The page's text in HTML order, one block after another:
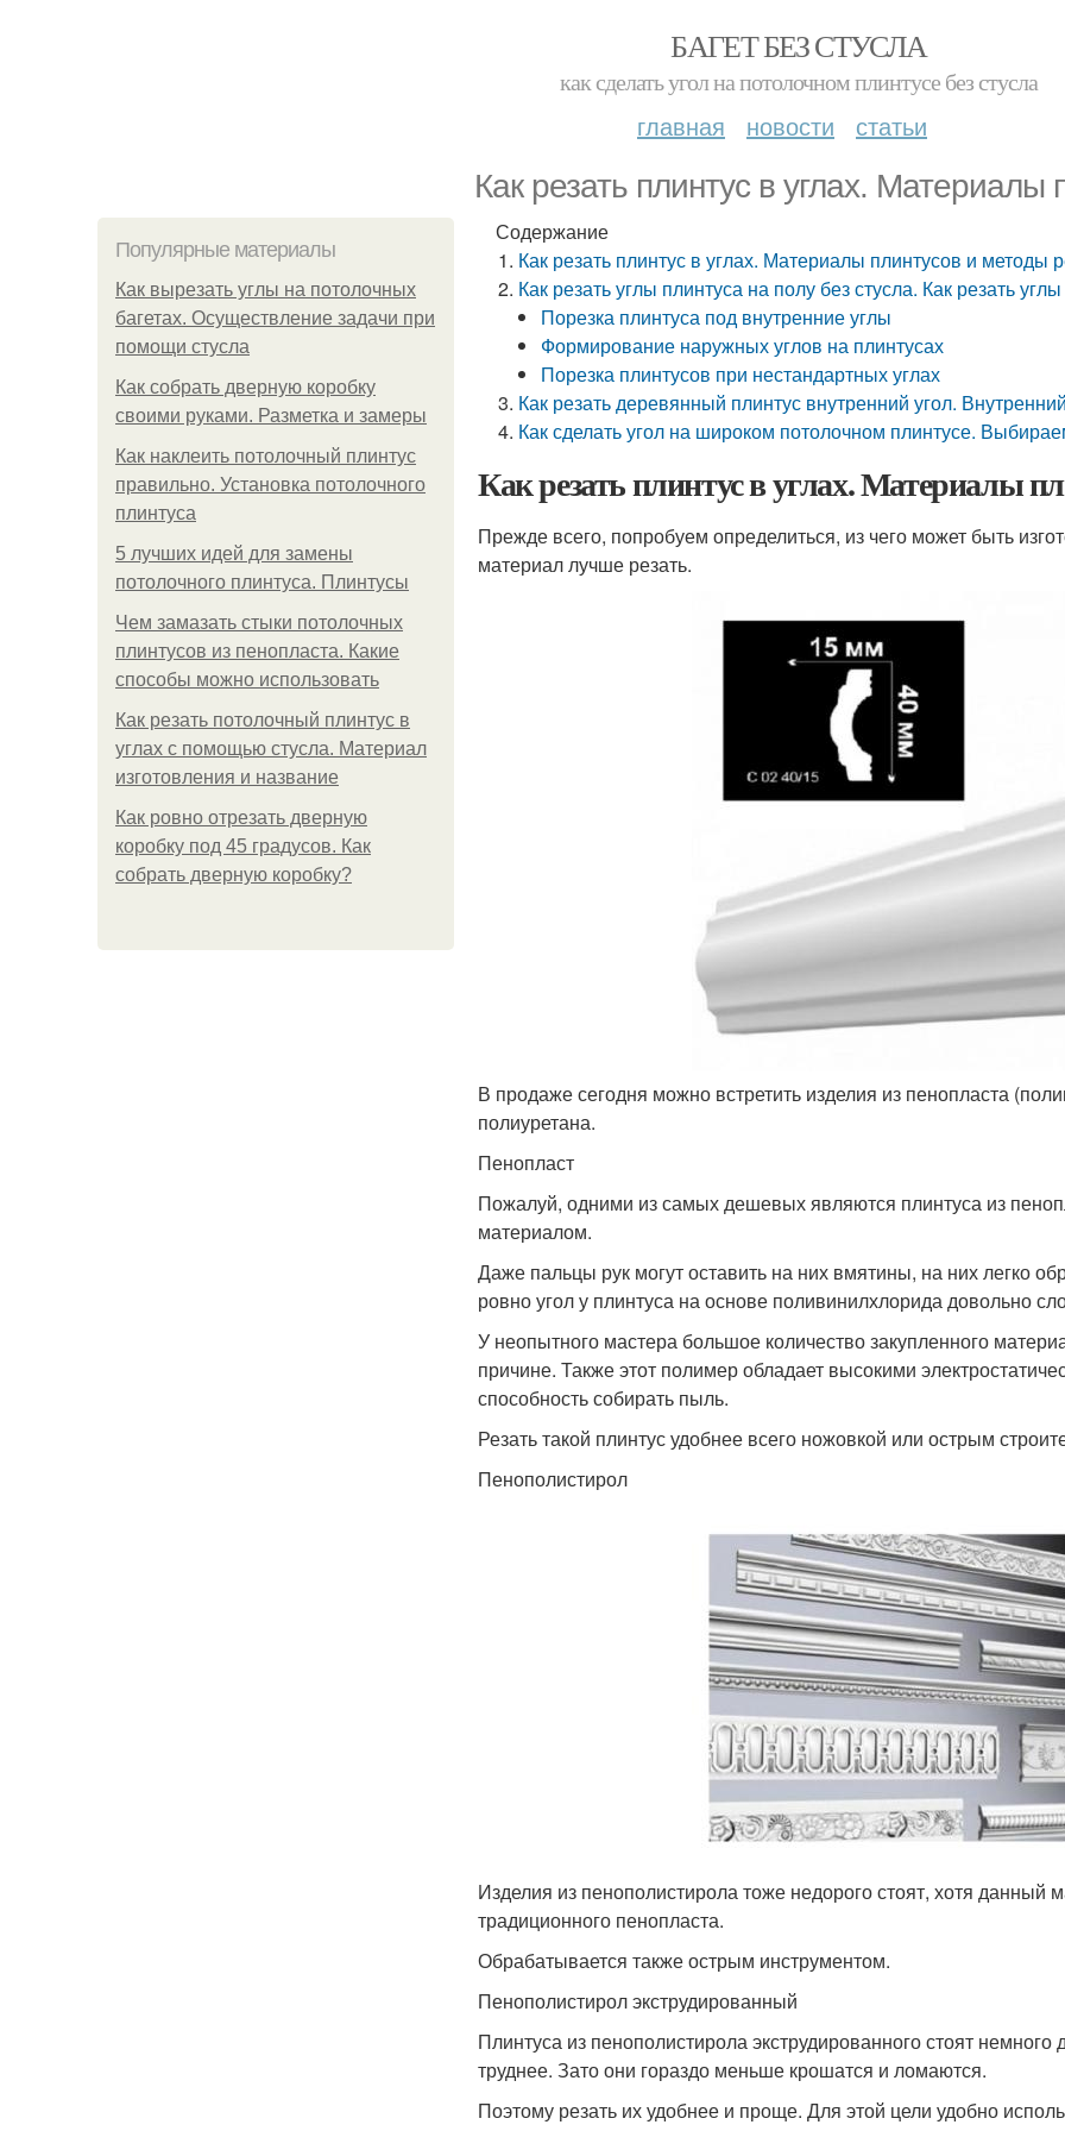
БАГЕТ БЕЗ СТУСЛА
как сделать угол на потолочном плинтусе без стусла
главная новости статьи
Как резать плинтус в углах. Материалы
Популярные материалы
Как вырезать углы на потолочных
багетах. Осуществление задачи при
помощи стусла
Как собрать дверную коробку
своими руками. Разметка и замеры
Как наклеить потолочный плинтус
правильно. Установка потолочного
плинтуса
5 лучших идей для замены
потолочного плинтуса. Плинтусы
Чем замазать стыки потолочных
плинтусов из пенопласта. Какие
способы можно использовать
Как резать потолочный плинтус в
углах с помощью стусла. Материал
изготовления и название
Как ровно отрезать дверную
коробку под 45 градусов. Как
собрать дверную коробку?
Содержание
Как резать плинтус в углах. Материалы плинтусов и методы
Как резать углы плинтуса на полу без стусла. Как резать
Порезка плинтуса под внутренние углы
Формирование наружных углов на плинтусах
Порезка плинтусов при нестандартных углах
Как резать деревянный плинтус внутренний угол.
Как сделать угол на широком потолочном плинтусе.
Как резать плинтус в углах. Материалы
Прежде всего, попробуем определиться, из чего может быть
материал лучше резать.
В продаже сегодня можно встретить изделия из пенопласта
полиуретана.
Пенопласт
Пожалуй, одними из самых дешевых являются плинтуса из
материалом.
Даже пальцы рук могут оставить на них вмятины, на них легко
ровно угол у плинтуса на основе поливинилхлорида довольно
У неопытного мастера большое количество закупленного
причине. Также этот полимер обладает высокими
способность собирать пыль.
Резать такой плинтус удобнее всего ножовкой или острым
Пенополистирол
Изделия из пенополистирола тоже недорого стоят, хотя
традиционного пенопласта.
Обрабатывается также острым инструментом.
Пенополистирол экструдированный
Плинтуса из пенополистирола экструдированного стоят
труднее. Зато они гораздо меньше крошатся и ломаются.
Поэтому резать их удобнее и проще. Для этой цели удобно